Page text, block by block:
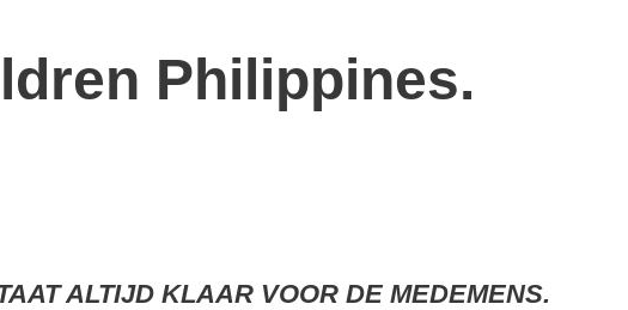
Philippines.
ALTIJD KLAAR VOOR DE MEDEMENS.